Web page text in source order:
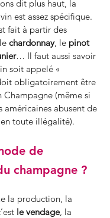
dit plus haut, la
est assez spécifique.
fait à partir des
chardonnay, le pinot
… Il faut aussi savoir
soit appelé «
obligatoirement être
(même si
américaines abusent de
toute illégalité).
de
champagne ?
la production, la
le vendage, la